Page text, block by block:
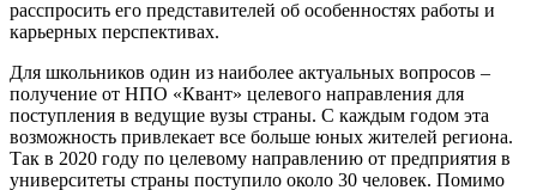
расспросить его представителей об особенностях работы и
карьерных перспективах.
Для школьников один из наиболее актуальных вопросов –
получение от НПО «Квант» целевого направления для
поступления в ведущие вузы страны. С каждым годом эта
возможность привлекает все больше юных жителей региона.
Так в 2020 году по целевому направлению от предприятия в
университеты страны поступило около 30 человек. Помимо